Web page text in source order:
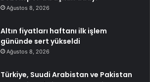
Ağustos 8, 2026
Altın fiyatları haftanı ilk işlem
gününde sert yükseldi
Ağustos 8, 2026
Türkiye, Suudi Arabistan ve Pakistan